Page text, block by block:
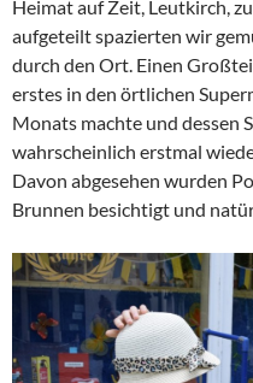
Heimat auf Zeit, Leutkirch,
aufgeteilt spazierten wir
durch den Ort. Einen
erstes in den örtlichen
Monats machte und dessen
wahrscheinlich erstmal
Davon abgesehen wurden
Brunnen besichtigt und